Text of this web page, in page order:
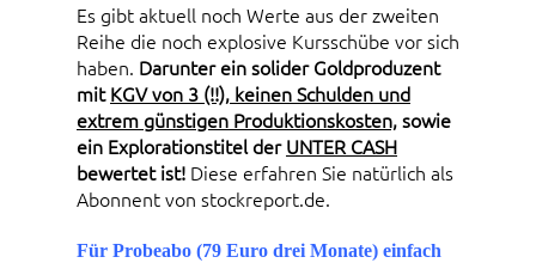
Es gibt aktuell noch Werte aus der zweiten
Reihe die noch explosive Kursschübe vor sich
haben. Darunter ein solider Goldproduzent
mitKGV von 3 (!!), keinen Schulden und
extrem günstigen Produktionskosten,sowie
ein Explorationstitel derUNTER CASH
bewertet ist! Diese erfahren Sie natürlich als
Abonnent von stockreport.de.
Für Probeabo (79 Euro drei Monate) einfach